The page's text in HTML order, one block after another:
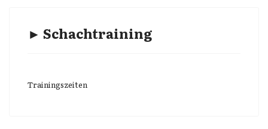
► Schachtraining
Trainingszeiten